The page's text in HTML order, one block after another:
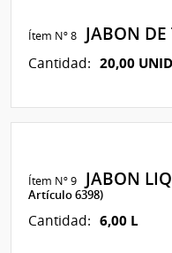
Ítem Nº 8 JABON
Cantidad: 20,00
Ítem Nº 9 JABON
Artículo 6398)
Cantidad: 6,00 L